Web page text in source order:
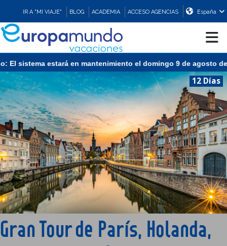
IR A "MI VIAJE" BLOG ACADEMIA ACCESO AGENCIAS España
CRUCEROS
EUROPA
ASIA
ORIENTE
PROMOCIONES
COMPRAR
estará en mantenimiento el domingo 9 de agosto de 13:00
12 Días
Gran Tour de París, Holanda,